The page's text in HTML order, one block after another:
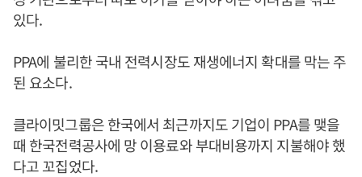
있다.
PPA에 불리한 국내 전력시장도 재생에너지 확대를 막는 주
된 요소다.
클라이밋그룹은 한국에서 최근까지도 기업이 PPA를 맺을
때 한국전력공사에 망 이용료와 부대비용까지 지불해야 했
다고 꼬집었다.